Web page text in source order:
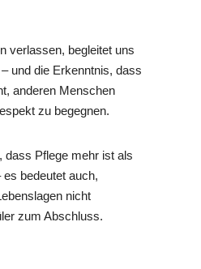
verlassen, begleitet uns
und die Erkenntnis, dass
anderen Menschen
zu begegnen.
dass Pflege mehr ist als
bedeutet auch,
nicht
zum Abschluss.